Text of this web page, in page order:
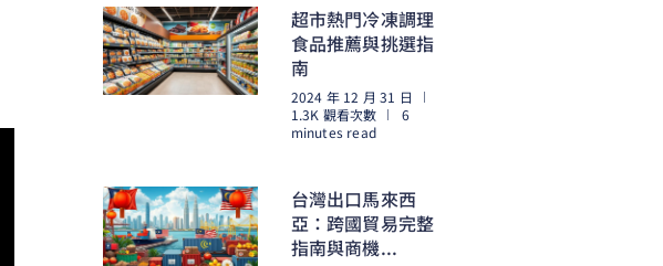
超市熱門冷凍調理
食品推薦與挑選指
南
2024 年 12 月 31 日
1.3K 觀看次數
6
minutes read
台灣出口馬來西
亞：跨國貿易完整
指南與商機...